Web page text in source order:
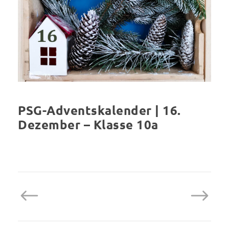
PSG-Adventskalender | 16.
Dezember – Klasse 10a